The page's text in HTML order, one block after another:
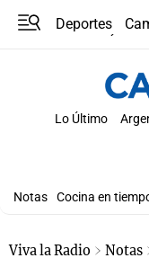
Deportes
Lo Último
Notas Cocina en
Viva la Radio Notas